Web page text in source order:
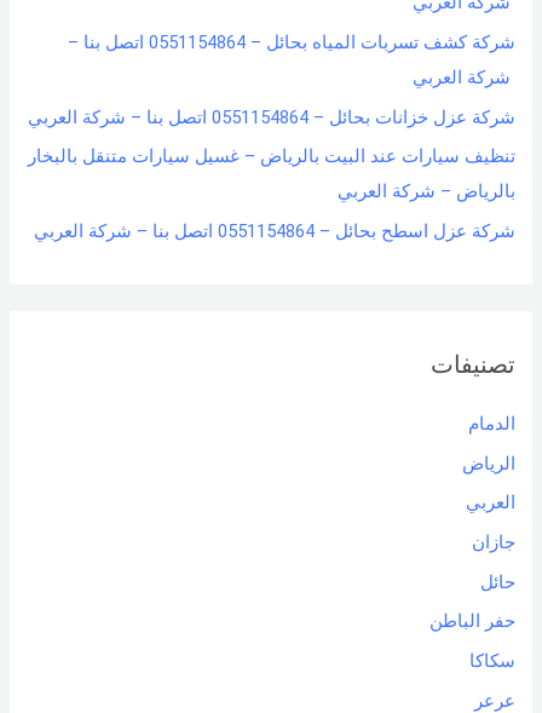
شركة كشف تسربات المياه بحائل – 0551154864 اتصل بنا –
شركة العربي
شركة عزل خزانات بحائل – 0551154864 اتصل بنا – شركة العربي
تنظيف سيارات عند البيت بالرياض – غسيل سيارات متنقل بالبخار
بالرياض – شركة العربي
شركة عزل اسطح بحائل – 0551154864 اتصل بنا – شركة العربي
تصنيفات
الدمام
الرياض
العربي
جازان
حائل
حفر الباطن
سكاكا
عرعر